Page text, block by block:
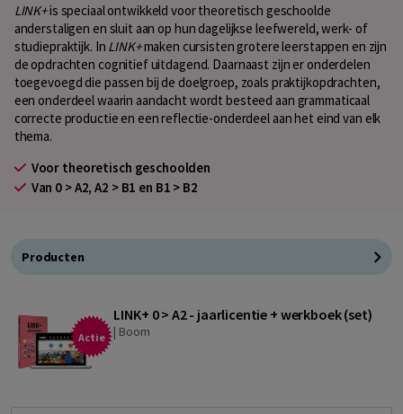
LINK+is speciaal ontwikkeld voor theoretisch geschoolde
anderstaligen en sluit aan op hun dagelijkse leefwereld, werk- of
studiepraktijk. In LINK+maken cursisten grotere leerstappen en zijn
de opdrachten cognitief uitdagend. Daarnaast zijn er onderdelen
toegevoegd die passen bij de doelgroep, zoals praktijkopdrachten,
een onderdeel waarin aandacht wordt besteed aan grammaticaal
correcte productie en een reflectie-onderdeel aan het eind van elk
thema.
Voor theoretisch geschoolden
Van 0 > A2, A2 > B1 en B1 > B2
Producten
Actie
LINK+ 0 > A2 - jaarlicentie + werkboek (set)
| Boom